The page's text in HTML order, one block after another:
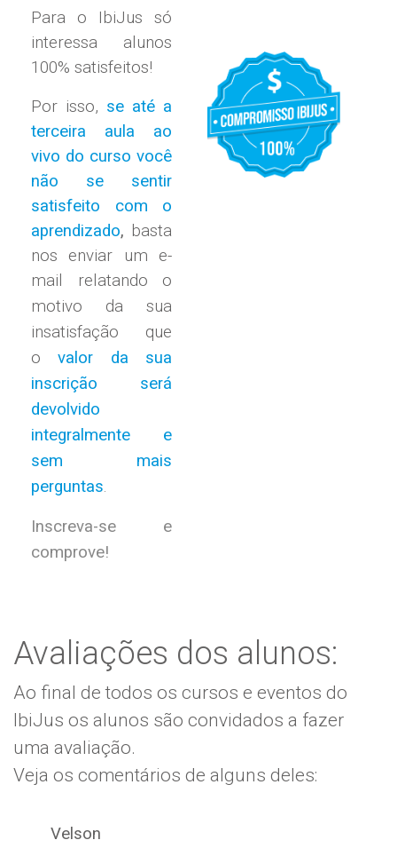
Para o IbiJus só
interessa alunos
100% satisfeitos!
Por isso, se até a
terceira aula ao
vivo do curso você
não se sentir
satisfeito com o
aprendizado, basta
nos enviar um e-
mail relatando o
motivo da sua
insatisfação que
o valor da sua
inscrição será
devolvido
integralmente e
sem mais
perguntas.
Inscreva-se e
comprove!
Avaliações dos alunos:
Ao final de todos os cursos e eventos do
IbiJus os alunos são convidados a fazer
uma avaliação.
Veja os comentários de alguns deles:
Velson